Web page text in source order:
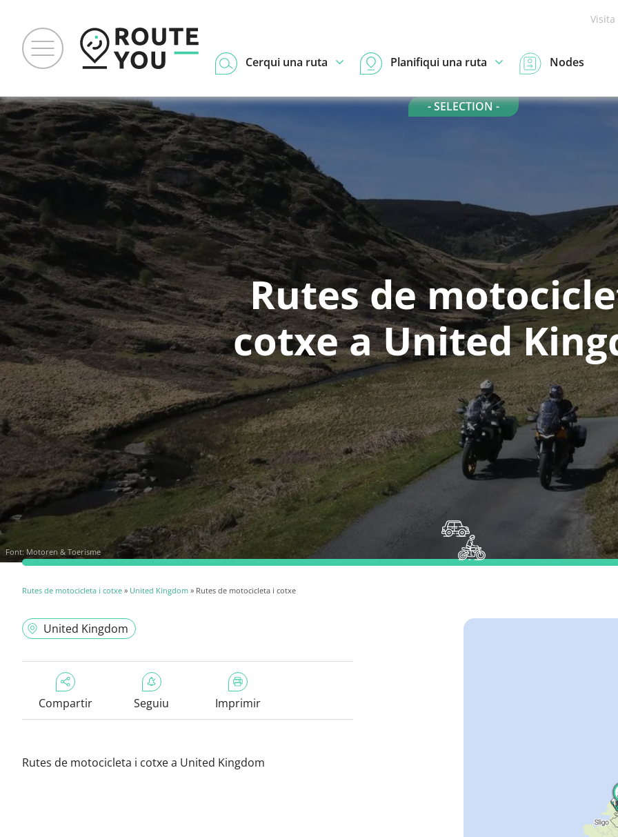
Cerqui una ruta Planifiqui una ruta Nodes
- SELECTION -
Rutes de
cotxe a United
Font: Motoren & Toerisme
Rutes de motocicleta i cotxe » United Kingdom » Rutes de motocicleta i cotxe
United Kingdom
Compartir Seguiu Imprimir
Rutes de motocicleta i cotxe a United Kingdom